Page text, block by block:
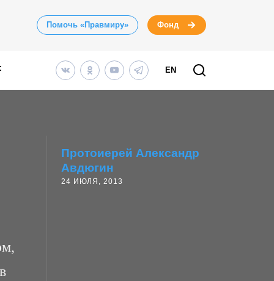
Помочь «Правмиру» Фонд
EN
Протоиерей Александр
Авдюгин
24 ИЮЛЯ, 2013